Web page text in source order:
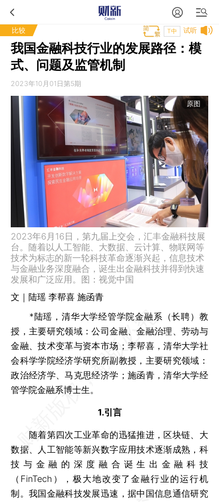
比较 试听
T中
我国金融科技行业的发展路径：模
式、问题及监管机制
2023年10月01日第5期
原图
2023年6月16日，第九届上交会，汇丰金融科技展
台。随着以人工智能、大数据、云计算、物联网等
技术为标志的新一轮科技革命逐渐兴起，信息技术
与金融业务深度融合，诞生出金融科技并得到快速
发展和广泛应用。图：视觉中国
文｜陆瑶 李帮喜 施函青
*陆瑶，清华大学经管学院金融系（长聘）教
授，主要研究领域：公司金融、金融治理、劳动与
金融、技术变革与资本市场；李帮喜，清华大学社
会科学学院经济学研究所副教授，主要研究领域：
政治经济学、马克思经济学；施函青，清华大学经
管学院金融系博士生。
1.引言
随着第四次工业革命的迅猛推进，区块链、大
数据、人工智能等新兴数字应用技术逐渐成熟，科
技与金融的深度融合诞生出金融科技
（FinTech），极大地改变了金融行业的运行机
制。我国金融科技发展迅速，据中国信息通信研究